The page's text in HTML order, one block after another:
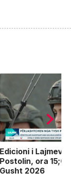
Edicioni i Lajmeve
Postolin, ora
Gusht 2026